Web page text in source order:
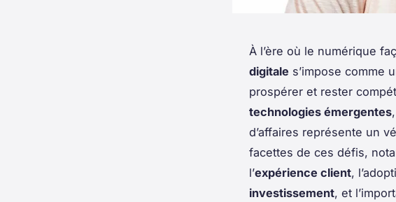
À l’ère où le numérique
digitale s’impose comme
prospérer et rester
technologies émergentes
d’affaires représente un
facettes de ces défis,
l’expérience client,
investissement, et